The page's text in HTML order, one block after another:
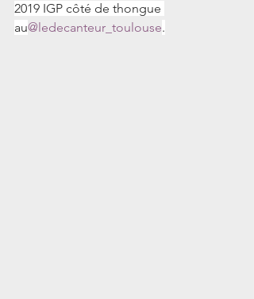
2019 IGP côté de thongue
au@ledecanteur_toulouse.